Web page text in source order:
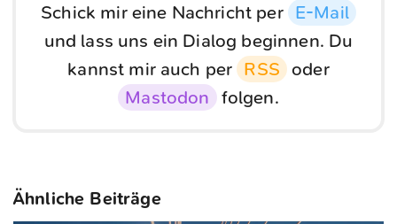
Schick mir eine Nachricht per E-Mail
und lass uns ein Dialog beginnen. Du
kannst mir auch per RSS oder
Mastodon folgen.
Ähnliche Beiträge